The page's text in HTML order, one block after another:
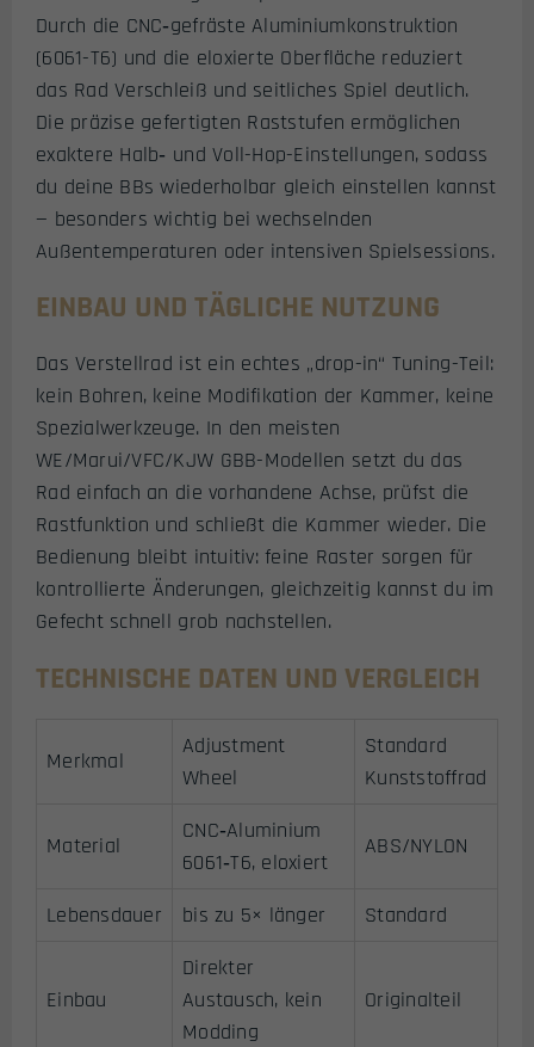
Durch die CNC‑gefräste Aluminiumkonstruktion
(6061-T6) und die eloxierte Oberfläche reduziert
das Rad Verschleiß und seitliches Spiel deutlich.
Die präzise gefertigten Raststufen ermöglichen
exaktere Halb‑ und Voll-Hop-Einstellungen, sodass
du deine BBs wiederholbar gleich einstellen kannst
— besonders wichtig bei wechselnden
Außentemperaturen oder intensiven Spielsessions.
EINBAU UND TÄGLICHE NUTZUNG
Das Verstellrad ist ein echtes „drop-in“ Tuning-Teil:
kein Bohren, keine Modifikation der Kammer, keine
Spezialwerkzeuge. In den meisten
WE/Marui/VFC/KJW GBB-Modellen setzt du das
Rad einfach an die vorhandene Achse, prüfst die
Rastfunktion und schließt die Kammer wieder. Die
Bedienung bleibt intuitiv: feine Raster sorgen für
kontrollierte Änderungen, gleichzeitig kannst du im
Gefecht schnell grob nachstellen.
TECHNISCHE DATEN UND VERGLEICH
Merkmal
Adjustment
Wheel
Standard
Kunststoffrad
Material
CNC‑Aluminium
6061‑T6, eloxiert
ABS/NYLON
Lebensdauer bis zu 5× länger Standard
Einbau
Direkter
Austausch, kein
Modding
Originalteil